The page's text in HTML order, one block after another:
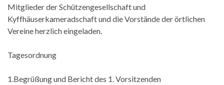
Mitglieder der Schützengesellschaft und
Kyffhäuserkameradschaft und die Vorstände der örtlichen
Vereine herzlich eingeladen.
Tagesordnung
1.Begrüßung und Bericht des 1. Vorsitzenden